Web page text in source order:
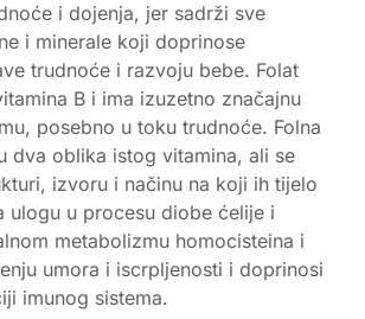
i dojenja, jer sadrži sve
i minerale koji doprinose
trudnoće i razvoju bebe. Folat
B i ima izuzetno značajnu
posebno u toku trudnoće. Folna
dva oblika istog vitamina, ali se
izvoru i načinu na koji ih tijelo
ulogu u procesu diobe ćelije i
metabolizmu homocisteina i
umora i iscrpljenosti i doprinosi
imunog sistema.